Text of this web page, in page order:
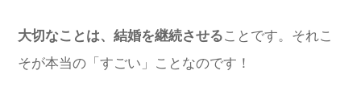
大切なことは、結婚を継続させることです。それこ
そが本当の「すごい」ことなのです！